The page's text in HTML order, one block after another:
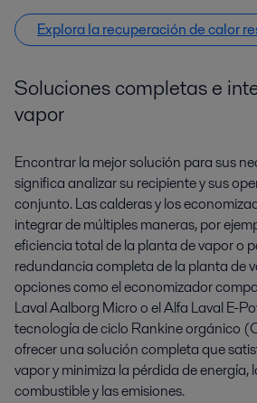
Explora la recuperación de calor
Soluciones completas e
vapor
Encontrar la mejor solución para sus
significa analizar su recipiente y sus
conjunto. Las calderas y los
integrar de múltiples maneras, por
eficiencia total de la planta de vapor o
redundancia completa de la planta de
opciones como el economizador
Laval Aalborg Micro o el Alfa Laval E-
tecnología de ciclo Rankine orgánico
ofrecer una solución completa que
vapor y minimiza la pérdida de energía,
combustible y las emisiones.